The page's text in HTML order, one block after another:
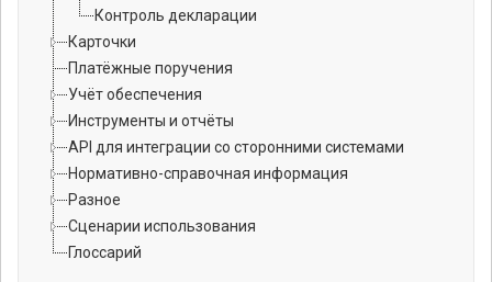
Контроль декларации
Карточки
Платёжные поручения
Учёт обеспечения
Инструменты и отчёты
API для интеграции со сторонними системами
Нормативно-справочная информация
Разное
Сценарии использования
Глоссарий